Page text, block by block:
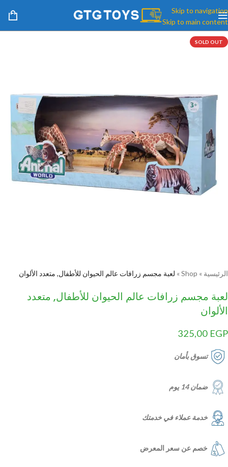
Skip to navigation
Skip to main content
SOLD OUT
الرئيسية »
Shop
» لعبة مجسم زرافات عالم الحيوان للأطفال, متعدد الألوان
لعبة مجسم زرافات عالم الحيوان للأطفال, متعدد
الألوان
325,00 EGP
تسوق بأمان
ضمان 14 يوم
خدمة عملاء في خدمتك
خصم عن سعر المعرض